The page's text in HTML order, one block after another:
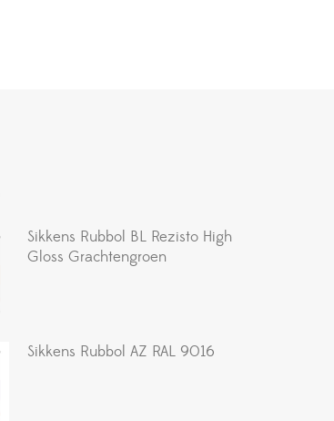
Sikkens Rubbol BL Rezisto High
Gloss Grachtengroen
Sikkens Rubbol AZ RAL 9016